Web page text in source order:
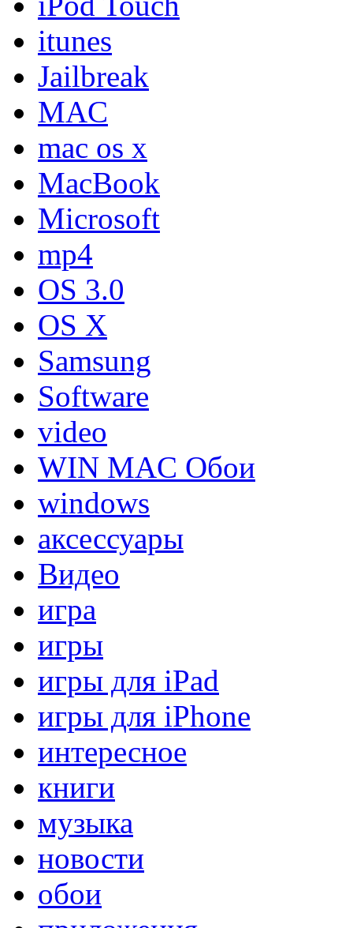
itunes
Jailbreak
MAC
mac os x
MacBook
Microsoft
mp4
OS 3.0
OS X
Samsung
Software
video
WIN MAC Обои
windows
аксессуары
Видео
игра
игры
игры для iPad
игры для iPhone
интересное
книги
музыка
новости
обои